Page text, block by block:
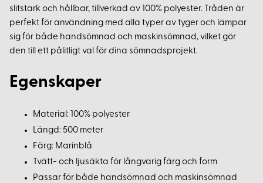
slitstark och hållbar, tillverkad av 100% polyester. Tråden är
perfekt för användning med alla typer av tyger och lämpar
sig för både handsömnad och maskinsömnad, vilket gör
den till ett pålitligt val för dina sömnadsprojekt.
Egenskaper
Material: 100% polyester
Längd: 500 meter
Färg: Marinblå
Tvätt- och ljusäkta för långvarig färg och form
Passar för både handsömnad och maskinsömnad